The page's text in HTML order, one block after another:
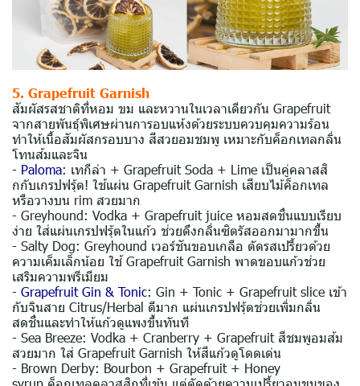
5. Grapefruit Garnish
สัมผัสรสชาติที่หอม ขม และหวานในเวลาเดียวกัน Grapefruit
จากสายพันธุ์พิเศษผ่านการอบแห้งด้วยระบบควบคุมความร้อน
ทำให้เนื้อสัมผัสกรอบบาง สีสวยอมชมพู เหมาะกับค็อกเทลกลิ่น
โทนส้มและจิน
- Paloma: เทกีล่า + Grapefruit Soda + Lime เป็นคู่คลาสสิ
กกับเกรปฟรุ้ต! ใช้แผ่น Grapefruit Garnish เสียบไม้ค็อกเทล
หรือวางบน rim สวยมาก
- Greyhound: Vodka + Grapefruit juice หอมสดชื่นแบบเรียบ
ง่าย ใส่แผ่นเกรปฟรุ้ตในแก้ว ช่วยดึงกลิ่นซิตรัสออกมามากขึ้น
- Salty Dog: Greyhound เวอร์ชันขอบเกลือ ตัดรสเปรี้ยวด้วย
ความเค็มเล็กน้อย ใช้ Grapefruit Garnish พาดขอบแก้วช่วย
เสริมความพรีเมียม
- Grapefruit Gin & Tonic: Gin + Tonic + Grapefruit slice เข้า
กับจินสาย Citrus/Herbal ดีมาก แผ่นเกรปฟรุ้ตช่วยเพิ่มกลิ่น
สดชื่นและทำให้แก้วดูแพงขึ้นทันที
- Sea Breeze: Vodka + Cranberry + Grapefruit สีชมพูอมส้ม
สวยมาก ใส่ Grapefruit Garnish ให้สีแก้วดูโดดเด่น
- Brown Derby: Bourbon + Grapefruit + Honey